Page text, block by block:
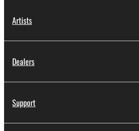
Artists
Dealers
Support